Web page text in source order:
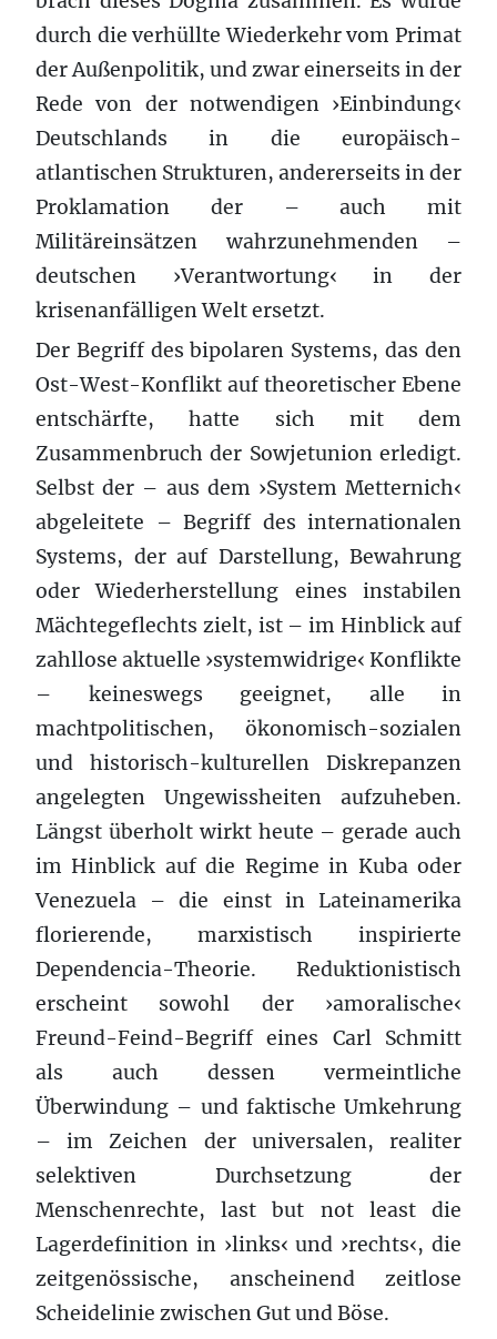
durch die verhüllte Wiederkehr vom Primat
der Außenpolitik, und zwar einerseits in der
Rede von der notwendigen ›Einbindung‹
Deutschlands in die europäisch-
atlantischen Strukturen, andererseits in der
Proklamation der – auch mit
Militäreinsätzen wahrzunehmenden –
deutschen ›Verantwortung‹ in der
krisenanfälligen Welt ersetzt.
Der Begriff des bipolaren Systems, das den
Ost-West-Konflikt auf theoretischer Ebene
entschärfte, hatte sich mit dem
Zusammenbruch der Sowjetunion erledigt.
Selbst der – aus dem ›System Metternich‹
abgeleitete – Begriff des internationalen
Systems, der auf Darstellung, Bewahrung
oder Wiederherstellung eines instabilen
Mächtegeflechts zielt, ist – im Hinblick auf
zahllose aktuelle ›systemwidrige‹ Konflikte
– keineswegs geeignet, alle in
machtpolitischen, ökonomisch-sozialen
und historisch-kulturellen Diskrepanzen
angelegten Ungewissheiten aufzuheben.
Längst überholt wirkt heute – gerade auch
im Hinblick auf die Regime in Kuba oder
Venezuela – die einst in Lateinamerika
florierende, marxistisch inspirierte
Dependencia-Theorie. Reduktionistisch
erscheint sowohl der ›amoralische‹
Freund-Feind-Begriff eines Carl Schmitt
als auch dessen vermeintliche
Überwindung – und faktische Umkehrung
– im Zeichen der universalen, realiter
selektiven Durchsetzung der
Menschenrechte, last but not least die
Lagerdefinition in ›links‹ und ›rechts‹, die
zeitgenössische, anscheinend zeitlose
Scheidelinie zwischen Gut und Böse.